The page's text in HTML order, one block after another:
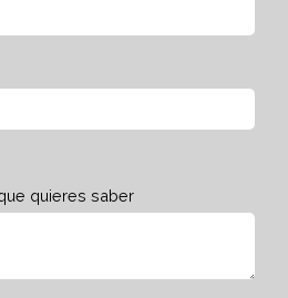
quieres saber